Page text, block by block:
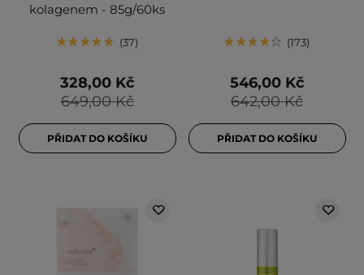
kolagenem - 85g/60ks
37
649,00 Kč
328,00 Kč
PŘIDAT DO KOŠÍKU
173
642,00 Kč
546,00 Kč
PŘIDAT DO KOŠÍKU